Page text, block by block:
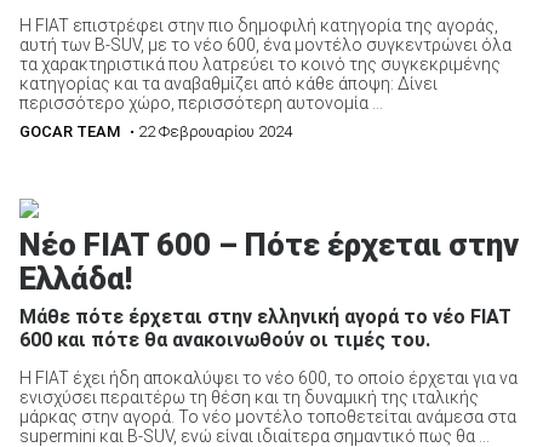
Η FIAT επιστρέφει στην πιο δημοφιλή κατηγορία της αγοράς,
αυτή των B-SUV, με το νέο 600, ένα μοντέλο συγκεντρώνει όλα
τα χαρακτηριστικά που λατρεύει το κοινό της συγκεκριμένης
κατηγορίας και τα αναβαθμίζει από κάθε άποψη: Δίνει
περισσότερο χώρο, περισσότερη αυτονομία ...
GOCAR TEAM • 22 Φεβρουαρίου 2024
Νέο FIAT 600 – Πότε έρχεται στην
Ελλάδα!
Μάθε πότε έρχεται στην ελληνική αγορά το νέο FIAT
600 και πότε θα ανακοινωθούν οι τιμές του.
Η FIAT έχει ήδη αποκαλύψει το νέο 600, το οποίο έρχεται για να
ενισχύσει περαιτέρω τη θέση και τη δυναμική της ιταλικής
μάρκας στην αγορά. Το νέο μοντέλο τοποθετείται ανάμεσα στα
supermini και B-SUV, ενώ είναι ιδιαίτερα σημαντικό πως θα ...